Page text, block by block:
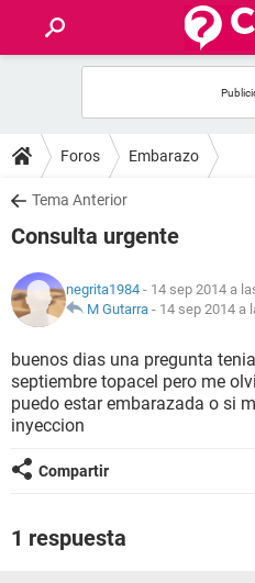
FOROS
SALUD
NUTRICIÓN
BIENESTAR
SEXUALIDAD
GLOSARIO
Foros Embarazo
Tema Anterior
Consulta urgente
negrita1984 - 14 sep 2014 a
M Gutarra - 14 sep 2014 a
buenos dias una pregunta
septiembre topacel pero me
puedo estar embarazada o si
inyeccion
Compartir
1 respuesta